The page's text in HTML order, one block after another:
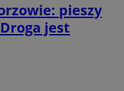
pieszy
jest